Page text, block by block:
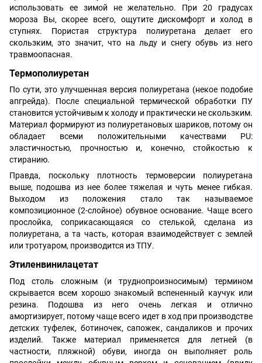
использовать ее зимой не желательно. При 20 градусах
мороза Вы, скорее всего, ощутите дискомфорт и холод в
ступнях. Пористая структура полиуретана делает его
скользким, это значит, что на льду и снегу обувь из него
травмоопасная.
Термополиуретан
По сути, это улучшенная версия полиуретана (некое подобие
апгрейда). После специальной термической обработки ПУ
становится устойчивым к холоду и практически не скользким.
Материал формируют из полиуретановых шариков, потому он
обладает всеми положительными качествами PU:
эластичностью, прочностью и, конечно, стойкостью к
стиранию.
Правда, поскольку плотность термоверсии полиуретана
выше, подошва из нее более тяжелая и чуть менее гибкая.
Выходом из положения стало так называемое
композиционное (2-слойное) обувное основание. Чаще всего
прослойка, соприкасающаяся со стелькой, сделана из
полиуретана, а та часть, которая взаимодействует с землей
или тротуаром, производится из ТПУ.
Этиленвинилацетат
Под столь сложным (и труднопроизносимым) термином
скрывается всем хорошо знакомый вспененный каучук или
резина. Подошва из него очень легкая и отлично
амортизирует, потому чаще всего идет в ход при производстве
детских туфелек, ботиночек, сапожек, сандаликов и прочих
изделий. Также материал применяется для летней (в
частности, пляжной) обуви, иногда он выполняет роль